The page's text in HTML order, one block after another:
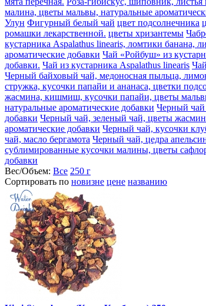
малина, цветы мальвы, натуральные
Улун Фигурный белый чай цвет подсолнечника
ромашки лекарственной. цветы хризантемы
кустарника Aspalathus linearis, ломтики банана,
ароматические добавки Чай «Ройбуш» из
добавки. Чай из кустарника Aspalathus linearis
Черный байховый чай, медоносная пыльца,
стружка, кусочки папайи и ананаса, цветки
жасмина, кишмиш, кусочки папайи, цветы
натуральные ароматические добавки Черный чай
добавки Черный чай, зеленый чай, цветы
ароматические добавки Черный чай, кусочки
чай, масло бергамота Черный чай, цедра
сублимированные кусочки малины, цветы
добавки
Вес/Объем: Все 250 г
Сортировать по новизне цене названию